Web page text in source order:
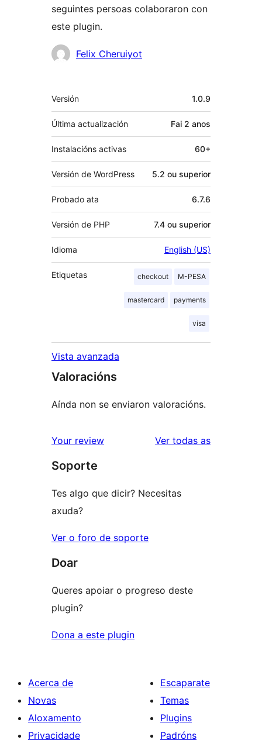
seguintes persoas colaboraron con
este plugin.
Colaboradores
Felix Cheruiyot
Meta
Versión 1.0.9
Última actualización Fai 2 anos
Instalacións activas 60+
Versión de WordPress 5.2 ou superior
Probado ata 6.7.6
Versión de PHP 7.4 ou superior
Idioma English (US)
Etiquetas checkout M-PESA
mastercard payments
visa
Vista avanzada
Valoracións
Aínda non se enviaron valoracións.
Your review Ver todas asvaloracións
Soporte
Tes algo que dicir? Necesitas
axuda?
Ver o foro de soporte
Doar
Queres apoiar o progreso deste
plugin?
Dona a este plugin
Acerca de
Novas
Aloxamento
Privacidade
Escaparate
Temas
Plugins
Padróns